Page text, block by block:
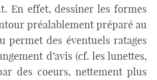
En effet, dessiner les formes
préalablement préparé au
permet des éventuels ratages
d’avis (cf. les lunettes,
des coeurs, nettement plus